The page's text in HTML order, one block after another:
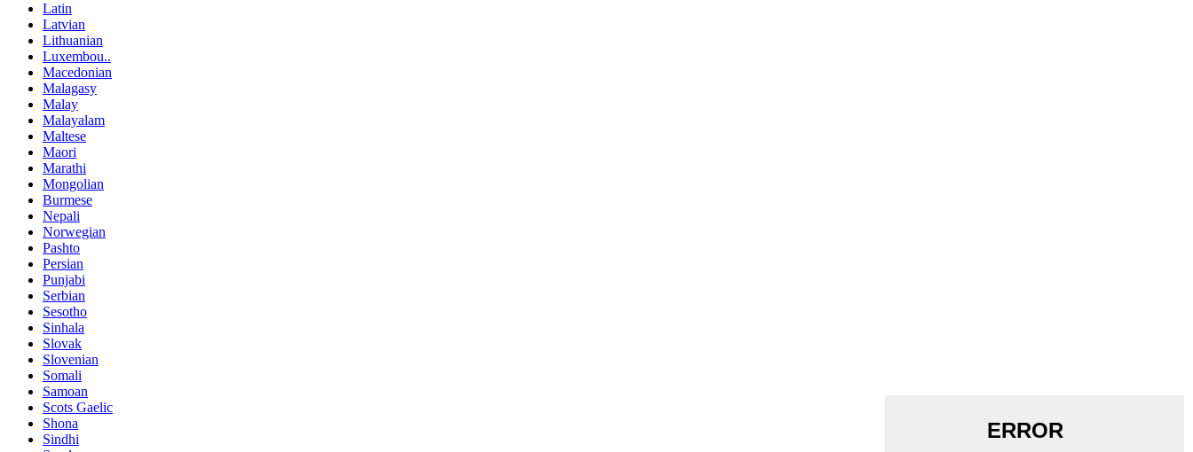
Latin
Latvian
Lithuanian
Luxembou..
Macedonian
Malagasy
Malay
Malayalam
Maltese
Maori
Marathi
Mongolian
Burmese
Nepali
Norwegian
Pashto
Persian
Punjabi
Serbian
Sesotho
Sinhala
Slovak
Slovenian
Somali
Samoan
Scots Gaelic
Shona
Sindhi